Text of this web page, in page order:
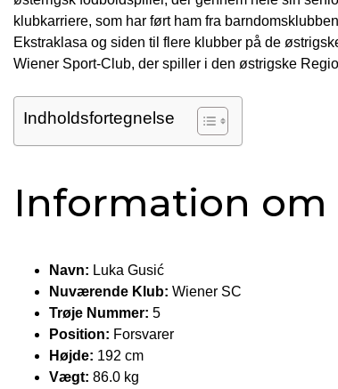
klubkarriere, som har ført ham fra
Ekstraklasa og siden til flere klubber på de
Wiener Sport-Club, der spiller i den østrigske
Indholdsfortegnelse
Information om
Navn: Luka Gusić
Nuværende Klub: Wiener SC
Trøje Nummer: 5
Position: Forsvarer
Højde: 192 cm
Vægt: 86.0 kg